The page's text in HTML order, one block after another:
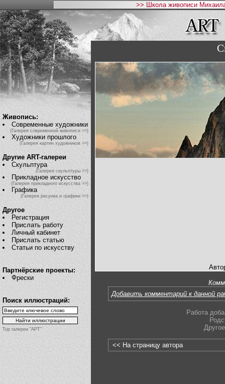
>> Школа живописи
Живопись:
Современные художники
(Галерея современной живописи >>)
Художники прошлого
(Галерея картин художников >>)
Другие ART-галереи
Скульптура
(Галерея скульптуры >>)
Прикладное искусство
(Галерея прикладного искусства >>)
Графика
(Галерея рисунка и графики >>)
Другое
Регистрация
Прислать работу
Личный кабинет
Прислать статью
Статьи по искусству
Партнёрские проекты:
Фрески
Поиск иллюстраций:
Top галереи "АРТ"
Добавить комментарий к данной
Работа
Другое
<< На страницу автора